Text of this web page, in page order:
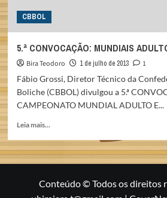
CBBOL
5.ª CONVOCAÇÃO: MUNDIAIS
Bira Teodoro 1 de julho de 2013
1
Fábio Grossi, Diretor Técnico da
Boliche (CBBOL) divulgou a 5.ª
CAMPEONATO MUNDIAL ADULTO E...
Leia mais...
about
5.ª
MUNDIAIS
Conteúdo © Todos os direitos